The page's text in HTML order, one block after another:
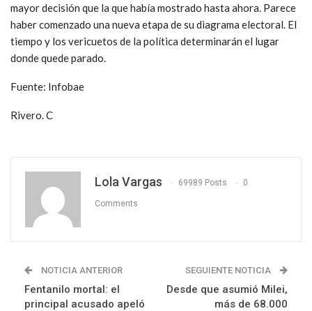
mayor decisión que la que había mostrado hasta ahora. Parece
haber comenzado una nueva etapa de su diagrama electoral. El
tiempo y los vericuetos de la política determinarán el lugar
donde quede parado.
Fuente: Infobae
Rivero. C
Lola Vargas 69989 Posts 0
Comments
NOTICIA ANTERIOR
Fentanilo mortal: el
principal acusado apeló
SEGUIENTE NOTICIA
Desde que asumió Milei,
más de 68.000